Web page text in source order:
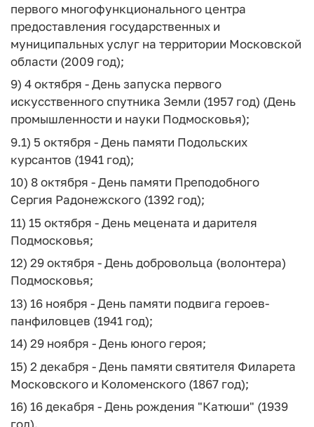
первого многофункционального центра
предоставления государственных и
муниципальных услуг на территории Московской
области (2009 год);
9) 4 октября - День запуска первого
искусственного спутника Земли (1957 год) (День
промышленности и науки Подмосковья);
9.1) 5 октября - День памяти Подольских
курсантов (1941 год);
10) 8 октября - День памяти Преподобного
Сергия Радонежского (1392 год);
11) 15 октября - День мецената и дарителя
Подмосковья;
12) 29 октября - День добровольца (волонтера)
Подмосковья;
13) 16 ноября - День памяти подвига героев-
панфиловцев (1941 год);
14) 29 ноября - День юного героя;
15) 2 декабря - День памяти святителя Филарета
Московского и Коломенского (1867 год);
16) 16 декабря - День рождения "Катюши" (1939
год).